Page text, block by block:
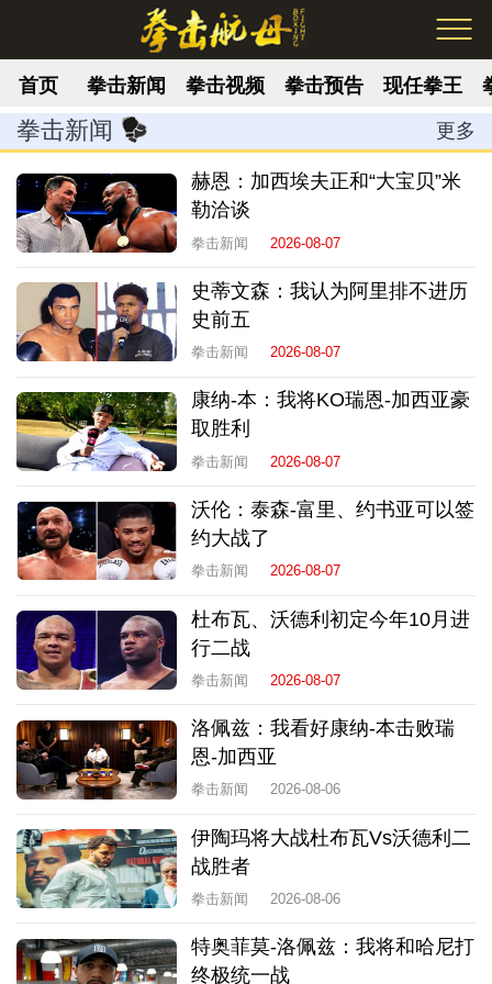
首页 拳击新闻 拳击视频 拳击预告 现任拳王
更多
拳击新闻
赫恩：加西埃夫正和“大宝贝”米
勒洽谈
拳击新闻 2026-08-07
史蒂文森：我认为阿里排不进历
史前五
拳击新闻 2026-08-07
康纳-本：我将KO瑞恩-加西亚豪
取胜利
拳击新闻 2026-08-07
沃伦：泰森-富里、约书亚可以签
约大战了
拳击新闻 2026-08-07
杜布瓦、沃德利初定今年10月进
行二战
拳击新闻 2026-08-07
洛佩兹：我看好康纳-本击败瑞
恩-加西亚
拳击新闻 2026-08-06
伊陶玛将大战杜布瓦Vs沃德利二
战胜者
拳击新闻 2026-08-06
特奥菲莫-洛佩兹：我将和哈尼打
终极统一战